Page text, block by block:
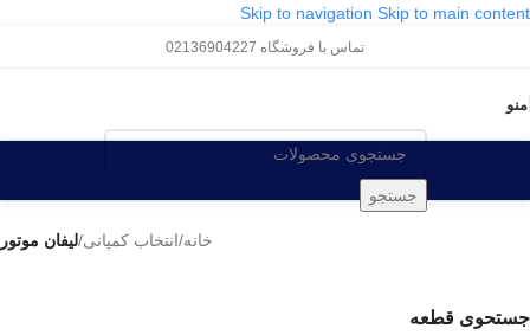
Skip to navigation Skip to main content
تماس با فروشگاه 02136904227
منو
جستجو
خانه/انتخاب کمپانی/لیفان موتور
جستحوی قطعه